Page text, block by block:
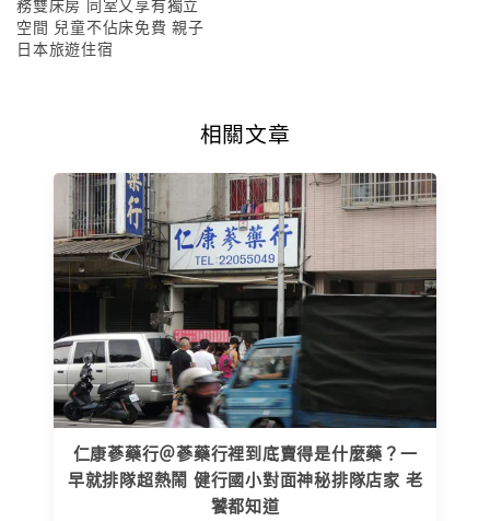
務雙床房 同室又享有獨立
空間 兒童不佔床免費 親子
日本旅遊住宿
相關文章
仁康蔘藥行＠蔘藥行裡到底賣得是什麼藥？一
早就排隊超熱鬧 健行國小對面神秘排隊店家 老
饕都知道